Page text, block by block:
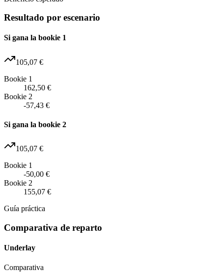
Resultado por escenario
Si gana la bookie 1
105,07 €
Bookie 1
162,50 €
Bookie 2
-57,43 €
Si gana la bookie 2
105,07 €
Bookie 1
-50,00 €
Bookie 2
155,07 €
Guía práctica
Comparativa de reparto
Underlay
Comparativa